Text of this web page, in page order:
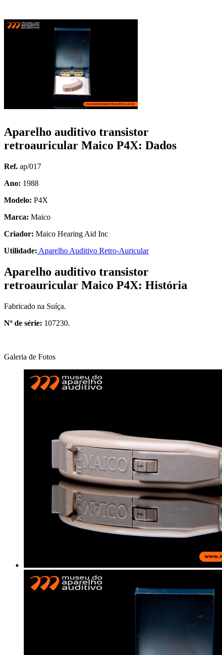
Aparelho auditivo transistor
retroauricular Maico P4X: Dados
Ref. ap/017
Ano: 1988
Modelo: P4X
Marca: Maico
Criador: Maico Hearing Aid Inc
Utilidade: Aparelho Auditivo Retro-Auricular
Aparelho auditivo transistor
retroauricular Maico P4X: História
Fabricado na Suíça.
Nº de série: 107230.
Galeria de Fotos